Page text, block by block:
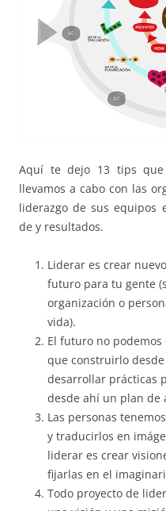
Aquí te dejo 13 tips
llevamos a cabo con las
liderazgo de sus equipos
de y resultados.
Liderar es crear
futuro para tu gente
organización o
vida).
El futuro no
que construirlo
desarrollar prácticas
desde ahí un plan de
Las personas
y traducirlos en
liderar es crear
fijarlas en el
Todo proyecto de